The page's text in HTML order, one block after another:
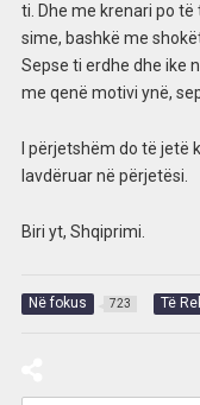
ti. Dhe me krenari po
sime, bashkë me
Sepse ti erdhe dhe ike
me qenë motivi ynë,
I përjetshëm do të jetë
lavdëruar në përjetësi.
Biri yt, Shqiprimi.
Në fokus 723 Të